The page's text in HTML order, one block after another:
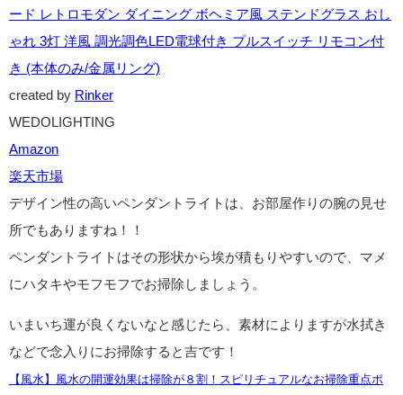
ード レトロモダン ダイニング ボヘミア風 ステンドグラス おし
ゃれ 3灯 洋風 調光調色LED電球付き プルスイッチ リモコン付
き (本体のみ/金属リング)
created by Rinker
WEDOLIGHTING
Amazon
楽天市場
デザイン性の高いペンダントライトは、お部屋作りの腕の見せ
所でもありますね！！
ペンダントライトはその形状から埃が積もりやすいので、マメ
にハタキやモフモフでお掃除しましょう。
いまいち運が良くないなと感じたら、素材によりますが水拭き
などで念入りにお掃除すると吉です！
【風水】風水の開運効果は掃除が８割！スピリチュアルなお掃除重点ポ